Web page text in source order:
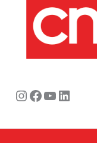
Instagram
Facebook
Youtube